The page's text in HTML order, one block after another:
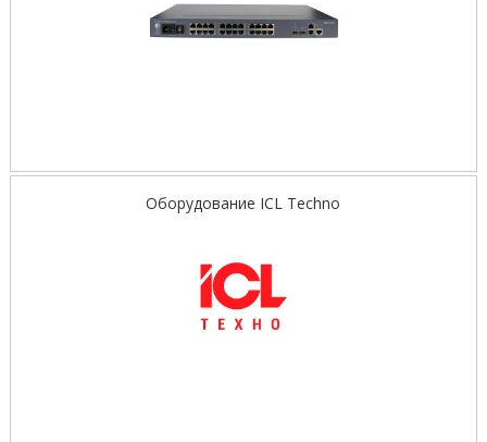
Оборудование ICL Techno